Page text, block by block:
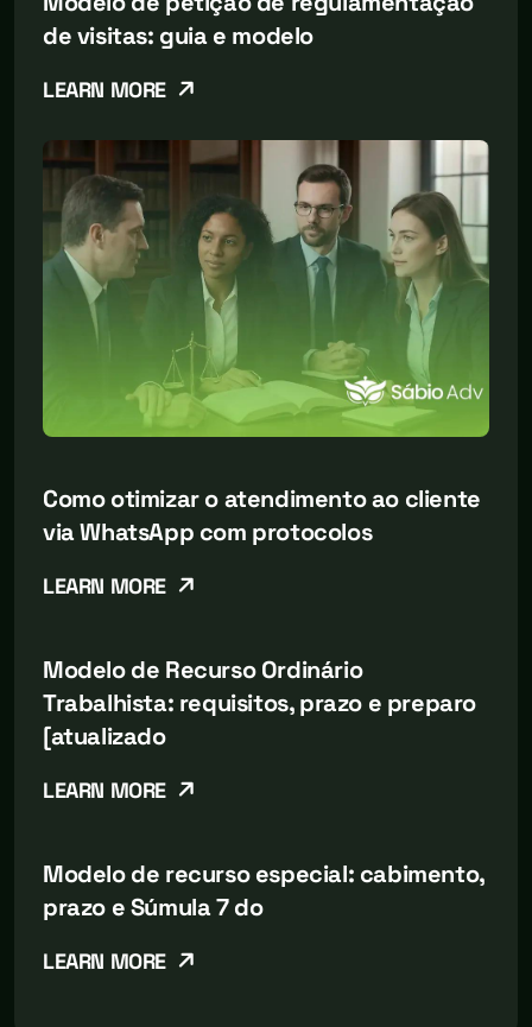
de visitas: guia e modelo
LEARN MORE
Como otimizar o atendimento ao cliente
via WhatsApp com protocolos
LEARN MORE
Modelo de Recurso Ordinário
Trabalhista: requisitos, prazo e preparo
[atualizado
LEARN MORE
Modelo de recurso especial: cabimento,
prazo e Súmula 7 do
LEARN MORE